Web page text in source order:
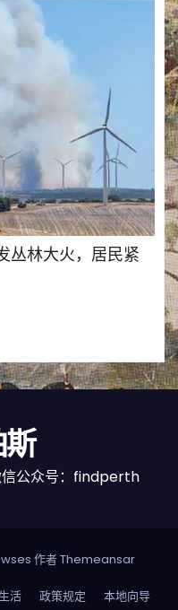
林大火，居民紧
信公众号：findperth
作者Themeansar
活 政策规定
本地向导